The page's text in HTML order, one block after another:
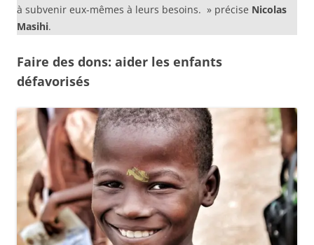
à subvenir eux-mêmes à leurs besoins. » précise Nicolas
Masihi.
Faire des dons: aider les enfants
défavorisés